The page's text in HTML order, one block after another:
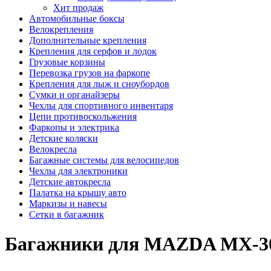
Хит продаж
Автомобильные боксы
Велокрепления
Дополнительные крепления
Крепления для серфов и лодок
Грузовые корзины
Перевозка грузов на фаркопе
Крепления для лыж и сноубордов
Сумки и органайзеры
Чехлы для спортивного инвентаря
Цепи противоскольжения
Фаркопы и электрика
Детские коляски
Велокресла
Багажные системы для велосипедов
Чехлы для электроники
Детские автокресла
Палатка на крышу авто
Маркизы и навесы
Сетки в багажник
Багажники для MAZDA MX-